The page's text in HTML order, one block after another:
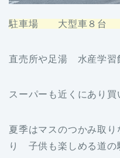
駐車場 大型車８台
直売所や足湯 水産学習
スーパーも近くにあり買
夏季はマスのつかみ取
り 子供も楽しめる道の